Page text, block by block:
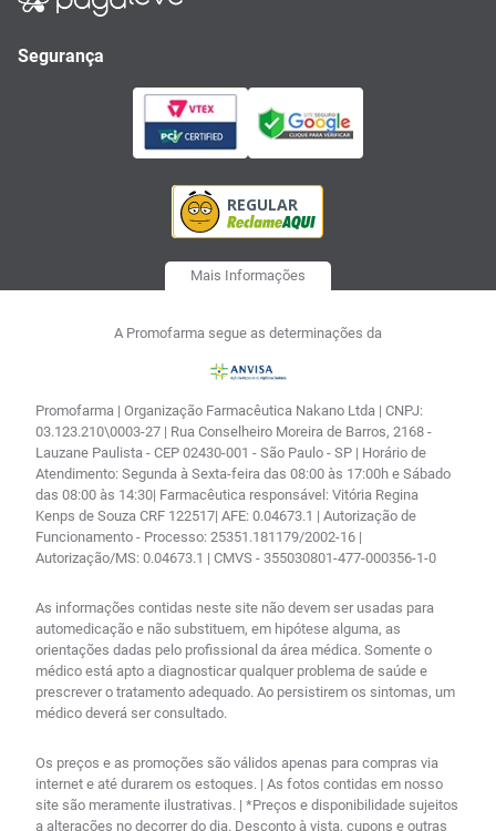
Segurança
Mais Informações
A Promofarma segue as determinações da
Promofarma | Organização Farmacêutica Nakano Ltda | CNPJ:
03.123.210\0003-27 | Rua Conselheiro Moreira de Barros, 2168 -
Lauzane Paulista - CEP 02430-001 - São Paulo - SP | Horário de
Atendimento: Segunda à Sexta-feira das 08:00 às 17:00h e Sábado
das 08:00 às 14:30| Farmacêutica responsável: Vitória Regina
Kenps de Souza CRF 122517| AFE: 0.04673.1 | Autorização de
Funcionamento - Processo: 25351.181179/2002-16 |
Autorização/MS: 0.04673.1 | CMVS - 355030801-477-000356-1-0
As informações contidas neste site não devem ser usadas para
automedicação e não substituem, em hipótese alguma, as
orientações dadas pelo profissional da área médica. Somente o
médico está apto a diagnosticar qualquer problema de saúde e
prescrever o tratamento adequado. Ao persistirem os sintomas, um
médico deverá ser consultado.
Os preços e as promoções são válidos apenas para compras via
internet e até durarem os estoques. | As fotos contidas em nosso
site são meramente ilustrativas. | *Preços e disponibilidade sujeitos
a alterações no decorrer do dia. Desconto à vista, cupons e outras